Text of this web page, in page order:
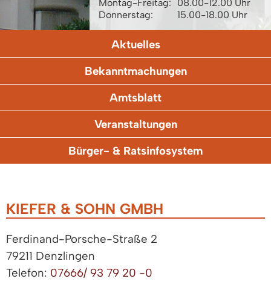
Montag-Freitag:
08.00-12.00 Uhr
Donnerstag:
15.00-18.00 Uhr
Aktuelles
Bekanntmachungen
Amtsblatt
Veranstaltungen
Bürger- & Ratsinfosystem
KIEFER & SOHN GMBH
Ferdinand-Porsche-Straße 2
79211 Denzlingen
Telefon: 07666/ 93 79 20 -0